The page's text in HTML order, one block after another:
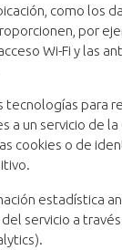
como los
por
Wi-Fi y las
para
a un servicio de la
cookies o de
estadística
servicio a